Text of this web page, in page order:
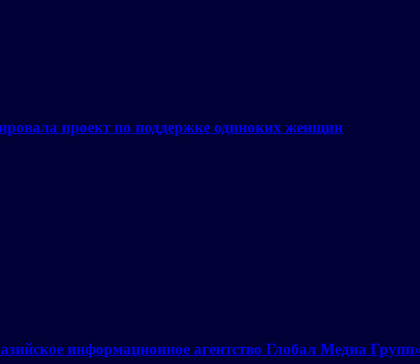
проект по поддержке одиноких женщин
информационное агентство Глобал Медиа